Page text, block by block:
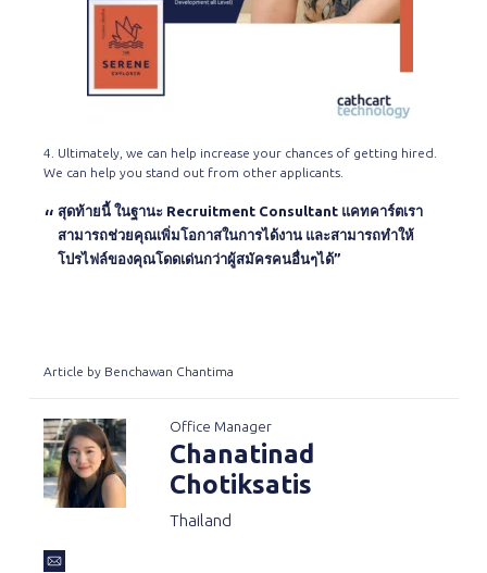
4. Ultimately, we can help increase your chances of getting hired.
We can help you stand out from other applicants.
สุดท้ายนี้ ในฐานะ Recruitment Consultant แคทคาร์ตเรา
สามารถช่วยคุณเพิ่มโอกาสในการได้งาน และสามารถทำให้
โปรไฟล์ของคุณโดดเด่นกว่าผู้สมัครคนอื่นๆได้”
Article by Benchawan Chantima
Office Manager
Chanatinad
Chotiksatis
Thailand